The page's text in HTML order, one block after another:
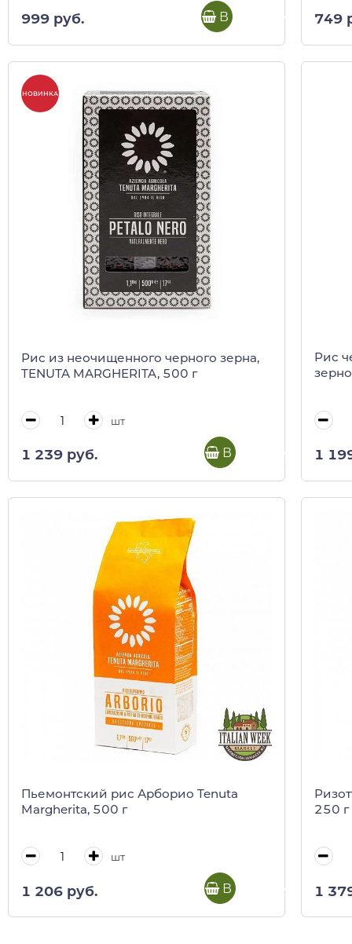
999 руб. В корзину 749
НОВИНКА
Рис из неочищенного черного зерна,
TENUTA MARGHERITA, 500 г
шт
1 239 руб. В корзину
Рис
1
Пьемонтский рис Арборио Tenuta
Margherita, 500 г
шт
1 206 руб. В корзину
250 г
1